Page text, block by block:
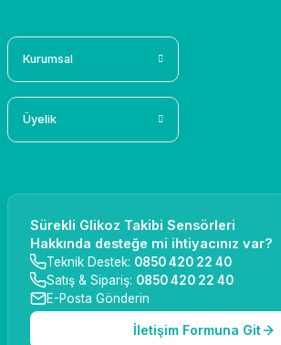
Kurumsal
Üyelik
Sürekli Glikoz Takibi Sensörleri
Hakkında desteğe mi ihtiyacınız var?
Teknik Destek: 0850 420 22 40
Satış & Sipariş: 0850 420 22 40
E-Posta Gönderin
İletişim Formuna Git